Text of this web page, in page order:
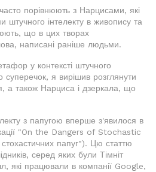
порівнюють з Нарцисами, які
штучного інтелекту в живопису та
що в цих творах
написані раніше людьми.
у контексті штучного
суперечок, я вирішив розглянути
а також Нарциса і дзеркала, що
з папугою вперше з'явилося в
"On the Dangers of Stochastic
папуг"). Цю статтю
серед яких були Тімніт
які працювали в компанії Google,